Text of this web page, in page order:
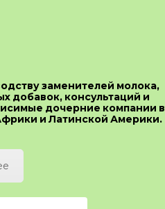
заменителей молока,
добавок, консультаций и
дочерние компании в
и Латинской Америки.